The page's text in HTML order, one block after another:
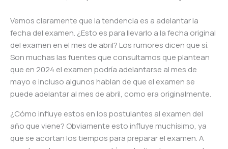
Vemos claramente que la tendencia es a adelantar la
fecha del examen. ¿Esto es para llevarlo a la fecha original
del examen en el mes de abril? Los rumores dicen que sí.
Son muchas las fuentes que consultamos que plantean
que en 2024 el examen podría adelantarse al mes de
mayo e incluso algunos hablan de que el examen se
puede adelantar al mes de abril, como era originalmente.
¿Cómo influye estos en los postulantes al examen del
año que viene? Obviamente esto influye muchísimo, ya
que se acortan los tiempos para preparar el examen. A